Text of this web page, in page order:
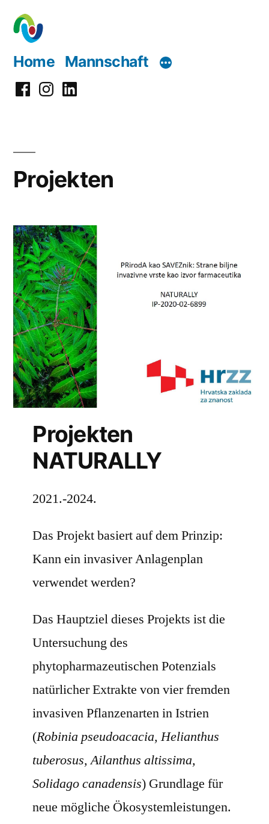
Zum
Inhalt
springen
Home Mannschaft
FacebookInstagramLinkedIn
Projekten
Projekten
NATURALLY
2021.-2024.
Das Projekt basiert auf dem Prinzip:
Kann ein invasiver Anlagenplan
verwendet werden?
Das Hauptziel dieses Projekts ist die
Untersuchung des
phytopharmazeutischen Potenzials
natürlicher Extrakte von vier fremden
invasiven Pflanzenarten in Istrien
(Robinia pseudoacacia, Helianthus
tuberosus, Ailanthus altissima,
Solidago canadensis) Grundlage für
neue mögliche Ökosystemleistungen.